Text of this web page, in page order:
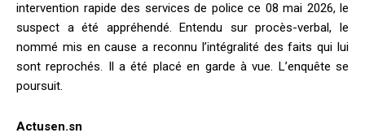
intervention rapide des services de police ce 08 mai 2026, le
suspect a été appréhendé. Entendu sur procès-verbal, le
nommé mis en cause a reconnu l’intégralité des faits qui lui
sont reprochés. Il a été placé en garde à vue. L’enquête se
poursuit.
Actusen.sn